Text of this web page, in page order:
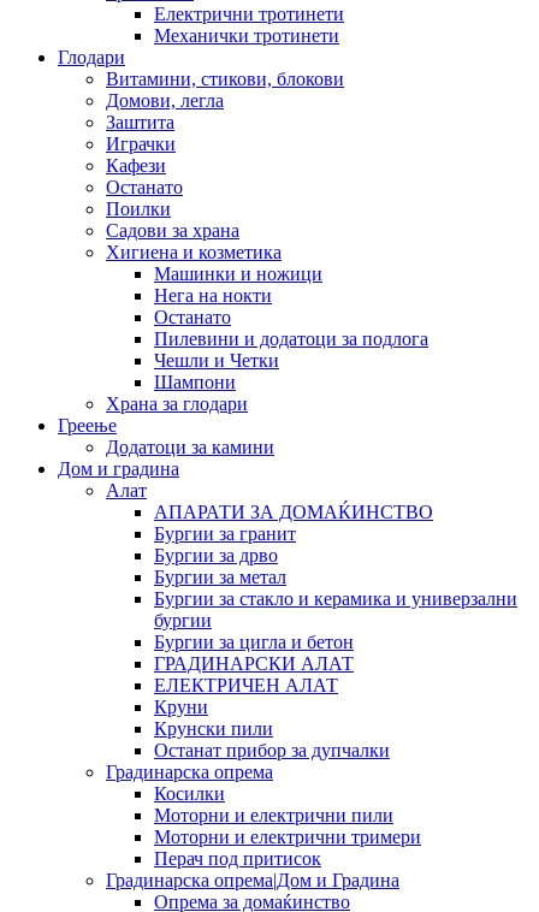
Електрични тротинети
Механички тротинети
Глодари
Витамини, стикови, блокови
Домови, легла
Заштита
Играчки
Кафези
Останато
Поилки
Садови за храна
Хигиена и козметика
Машинки и ножици
Нега на нокти
Останато
Пилевини и додатоци за подлога
Чешли и Четки
Шампони
Храна за глодари
Греење
Додатоци за камини
Дом и градина
Алат
АПАРАТИ ЗА ДОМАЌИНСТВО
Бургии за гранит
Бургии за дрво
Бургии за метал
Бургии за стакло и керамика и универзални
бургии
Бургии за цигла и бетон
ГРАДИНАРСКИ АЛАТ
ЕЛЕКТРИЧЕН АЛАТ
Круни
Крунски пили
Останат прибор за дупчалки
Градинарска опрема
Косилки
Моторни и електрични пили
Моторни и електрични тримери
Перач под притисок
Градинарска опрема|Дом и Градина
Опрема за домаќинство